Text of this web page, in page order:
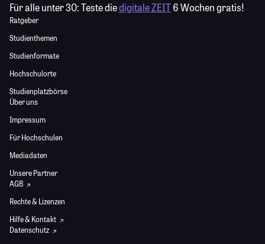
Für alle unter 30:Teste diedigitale ZEIT6 Wochen gratis!
Ratgeber
Studienthemen
Studienformate
Hochschulorte
Studienplatzbörse
Über uns
Impressum
Für Hochschulen
Mediadaten
Unsere Partner
AGB
Rechte & Lizenzen
Hilfe & Kontakt
Datenschutz